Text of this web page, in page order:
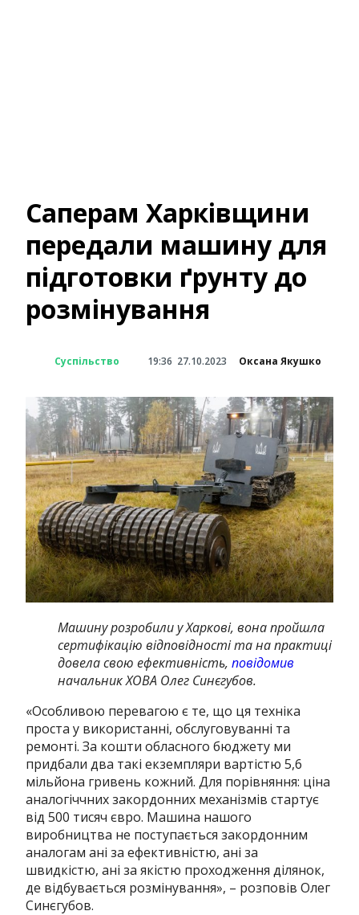
Саперам Харківщини
передали машину для
підготовки ґрунту до
розмінування
Суспільство 19:36 27.10.2023 Оксана Якушко
Машину розробили у Харкові, вона пройшла
сертифікацію відповідності та на практиці
довела свою ефективність,повідомив
начальник ХОВА Олег Синєгубов.
«Особливою перевагою є те, що ця техніка
проста у використанні, обслуговуванні та
ремонті. За кошти обласного бюджету ми
придбали два такі екземпляри вартістю 5,6
мільйона гривень кожний. Для порівняння: ціна
аналогіччних закордонних механізмів стартує
від 500 тисяч євро. Машина нашого
виробництва не поступається закордонним
аналогам ані за ефективністю, ані за
швидкістю, ані за якістю проходження ділянок,
де відбувається розмінування», – розповів Олег
Синєгубов.